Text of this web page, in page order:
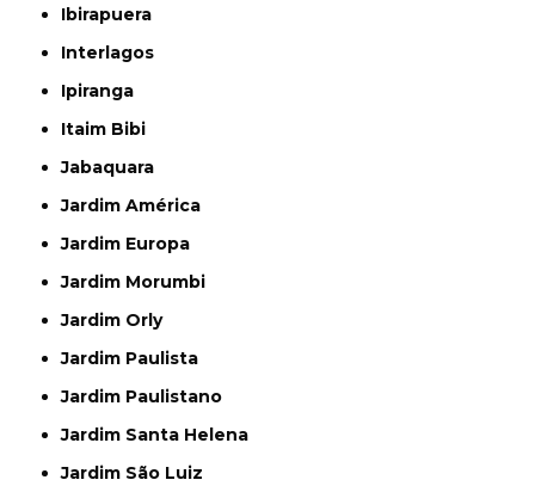
Ibirapuera
Interlagos
Ipiranga
Itaim Bibi
Jabaquara
Jardim América
Jardim Europa
Jardim Morumbi
Jardim Orly
Jardim Paulista
Jardim Paulistano
Jardim Santa Helena
Jardim São Luiz